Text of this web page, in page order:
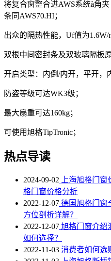
将复合窗整合进AWS系统à角
条同AWS70.HI；
出众的隔热性能，Uf值为1.6W/
双根中间密封条及双玻璃隔板
开启类型：内倒/内开，平开，
防盗等级可达WK3级；
最大扇重可达160kg；
可使用旭格TipTronic；
热点导读
2024-09-02 上海旭格门窗
格门窗价格分析
2022-12-07 德国旭格门窗
方位剖析详解？
2022-12-07 旭格门窗介绍
如何选择？
2022-11-03 消费者如何选